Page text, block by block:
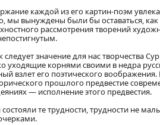
каждой из его картин-поэм
мы вынуждены были бы оставаться,
рассмотрения творений
следует значение для нас творчества
уходящие корнями своими в недра
взлет его поэтического
прошлого предвестие
— исполнение этого предвестия.
те трудности, трудности не